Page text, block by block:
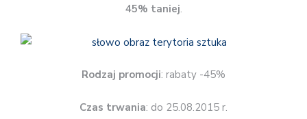
45% taniej.
Rodzaj promocji: rabaty -45%
Czas trwania: do 25.08.2015 r.